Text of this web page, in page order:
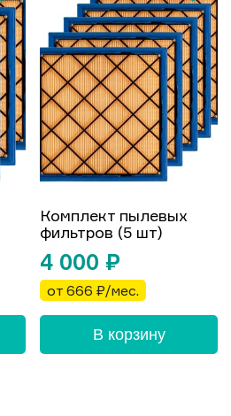
Комплект пылевых
фильтров (5 шт)
4 000 ₽
от 666 ₽/мес.
В корзину